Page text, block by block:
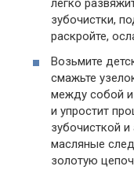
легко
зубочистки,
раскройте,
Возьмите
смажьте
между собой и
и упростит
зубочисткой и
масляные
золотую